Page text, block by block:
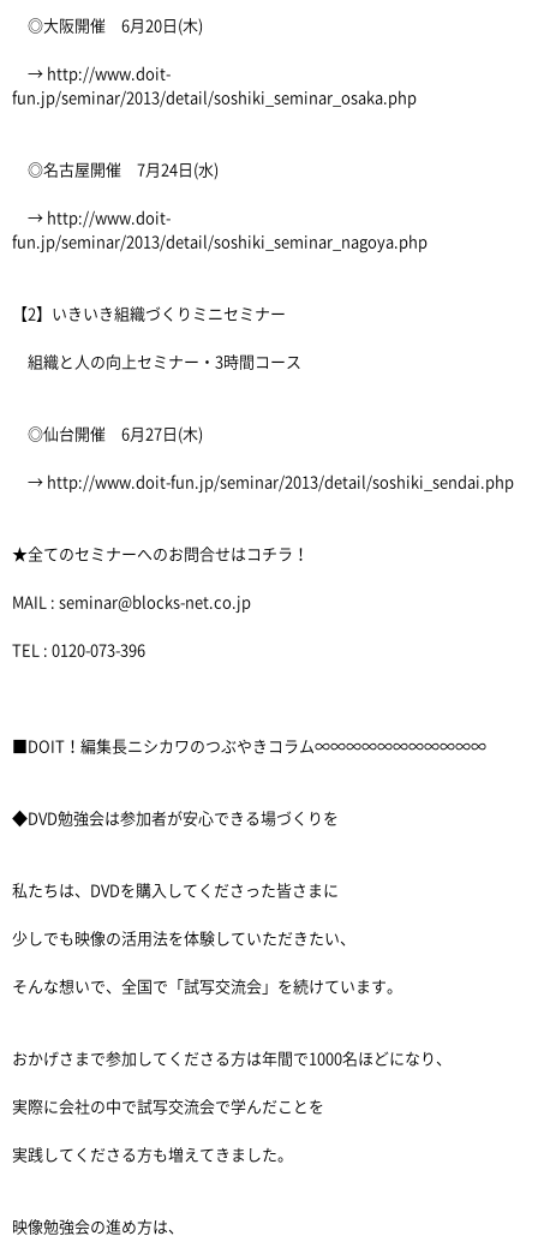
◎大阪開催 6月20日(木)
→ http://www.doit-
fun.jp/seminar/2013/detail/soshiki_seminar_osaka.php
◎名古屋開催 7月24日(水)
→ http://www.doit-
fun.jp/seminar/2013/detail/soshiki_seminar_nagoya.php
【2】いきいき組織づくりミニセミナー
組織と人の向上セミナー・3時間コース
◎仙台開催 6月27日(木)
→ http://www.doit-fun.jp/seminar/2013/detail/soshiki_sendai.php
★全てのセミナーへのお問合せはコチラ！
MAIL : seminar@blocks-net.co.jp
TEL : 0120-073-396
■DOIT！編集長ニシカワのつぶやきコラム∞∞∞∞∞∞∞∞∞∞∞
◆DVD勉強会は参加者が安心できる場づくりを
私たちは、DVDを購入してくださった皆さまに
少しでも映像の活用法を体験していただきたい、
そんな想いで、全国で「試写交流会」を続けています。
おかげさまで参加してくださる方は年間で1000名ほどになり、
実際に会社の中で試写交流会で学んだことを
実践してくださる方も増えてきました。
映像勉強会の進め方は、